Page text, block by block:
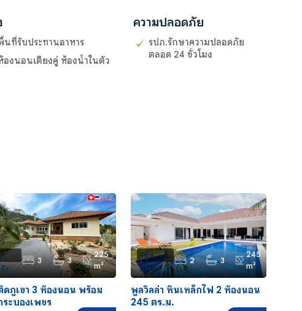
นที่รับประทานอาหาร
องนอนเตียงคู่ ห้องน้ำในตัว
ความปลอดภัย
รปภ.รักษาความปลอดภัย
ตลอด 24 ชั่วโมง
ง:
3 3
225
m²
ดภูเขา 3 ห้องนอน พร้อม
ะบองเพชร
รหัส
อ้างอิง:
2 3
245
m²
พูลวิลล่า หินเหล็กไฟ 2 ห้องนอน
245 ตร.ม.